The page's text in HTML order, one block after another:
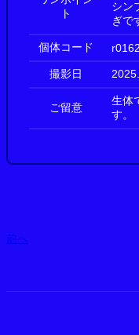
ト
シン
ぎで
個体コード
撮影日
ご留意
生体
す。
前へ